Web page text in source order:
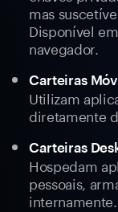
mas
Disponível
navegador.
Carteiras
Utilizam
diretamente
Carteiras
Hospedam
pessoais,
internamente.